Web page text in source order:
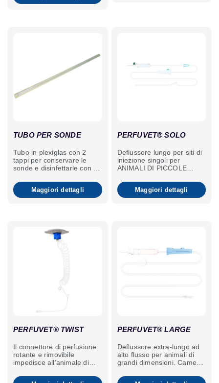
TUBO PER SONDE
Tubo in plexiglas con 2
tappi per conservare le
sonde e disinfettarle con un
Maggiori dettagli
PERFUVET® SOLO
Deflussore lungo per siti di
iniezione singoli per
ANIMALI DI PICCOLE
Maggiori dettagli
PERFUVET® TWIST
Il connettore di perfusione
rotante e rimovibile
impedisce all'animale di
bloccare il flusso. Ideale
PERFUVET® LARGE
Deflussore extra-lungo ad
alto flusso per animali di
grandi dimensioni. Camera
capacità, flessibile e facile